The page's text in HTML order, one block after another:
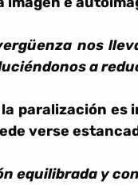
nos
a
paralización es
verse
equilibrada y